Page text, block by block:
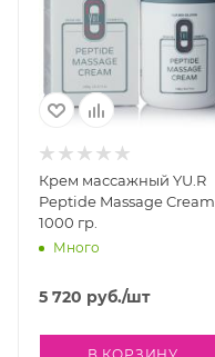
Крем массажный YU.R
Peptide Massage Cream,
1000 гр.
Много
5 720 руб./шт